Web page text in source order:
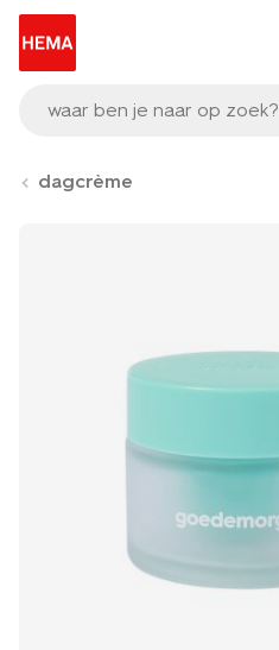
waar ben je naar op zoek?
dagcrème